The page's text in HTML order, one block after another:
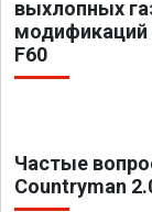
выхлопных
модификаций
F60
Частые
Countryman